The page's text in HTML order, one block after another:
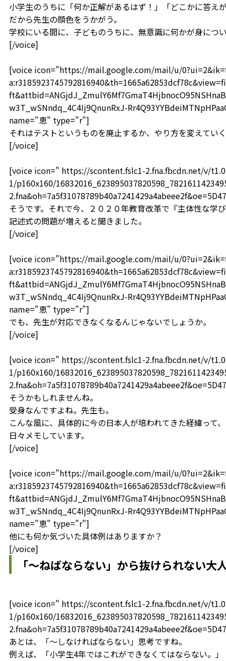
小学生のうちに「何か正解があるはず！」「どこかに答え
だから先生の顔色をうかがう。
学校にいる間に、子どものうちに、無意識に何かが身につ
[/voice]
[voice icon="https://mail.google.com/mail/u/
w3T_wSNndq_4C4Ij9QnunRxJ-
name="恵" type="r"]
それはテストというものを廃止するか、やり方を変えてい
[/voice]
[voice icon=" https://scontent.fslc1-2.fna.fbcdn.net/v/
1/p160x160/
そうです。それで今、２０２０年教育改革で『主体性な学
記述式の問題が増えると聞きました。
[/voice]
[voice icon="https://mail.google.com/mail/u/
w3T_wSNndq_4C4Ij9QnunRxJ-
name="恵" type="r"]
でも、先生が対応できなくなるんじゃないでしょうか。
[/voice]
[voice icon=" https://scontent.fslc1-2.fna.fbcdn.net/v/
1/p160x160/
そうかもしれませんね。
受身なんですよね。先生も。
こんな風に、具体的に今の日本人が培われてきた経緯って
日々メモしています。
[/voice]
[voice icon="https://mail.google.com/mail/u/
w3T_wSNndq_4C4Ij9QnunRxJ-
name="恵" type="r"]
他にも何か気づいた具体例はありますか？
[/voice]
「～ねばならない」から抜けられない大
[voice icon=" https://scontent.fslc1-2.fna.fbcdn.net/v/
1/p160x160/
あとは、「～しなければならない」思考ですね。
例えば、「小学生4年ではこれができなくてはならない。